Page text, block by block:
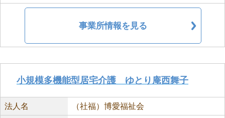
事業所情報を見る
小規模多機能型居宅介護 ゆとり庵西舞子
法人名 （社福）博愛福祉会